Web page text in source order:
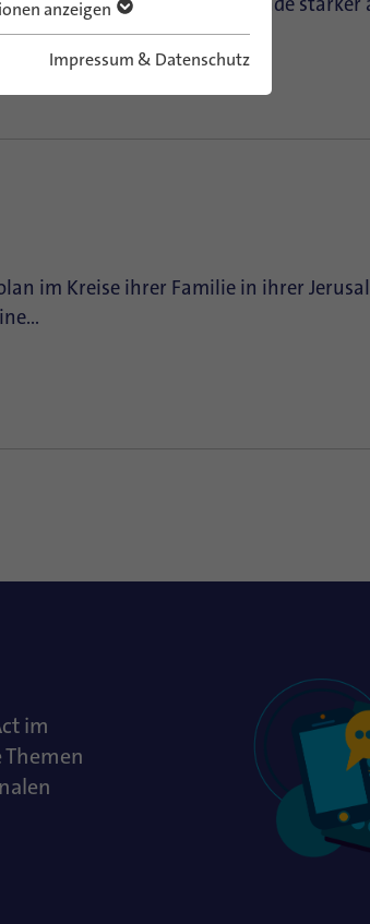
anzeigen
Impressum & Datenschutz
war einer…
im Kreise ihrer Familie in ihrer
im